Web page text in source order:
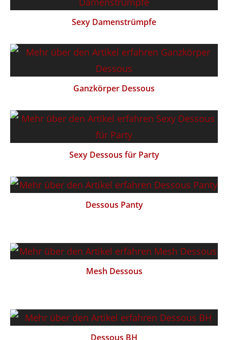
Sexy Damenstrümpfe
Ganzkörper Dessous
Sexy Dessous für Party
Dessous Panty
Mesh Dessous
Dessous BH